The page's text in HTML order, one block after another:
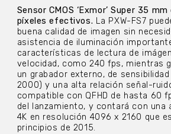
Sensor CMOS ‘Exmor’ Super 35
píxeles efectivos. La PXW-FS7
buena calidad de imagen sin
asistencia de iluminación
características de lectura de
velocidad, como 240 fps, mientras
un grabador externo, de
2000) y una alta relación señal-
compatible con QFHD de hasta 60
del lanzamiento, y contará con una
4K en resolución 4096 x 2160 que
principios de 2015.